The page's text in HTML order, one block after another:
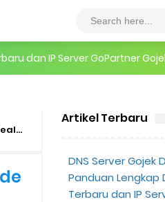
hingga Masa Depannya
10
Artikel Terbaru
DNS Server Gojek
Panduan Lengkap
Terbaru dan IP